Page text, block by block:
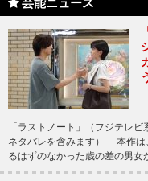
「ラストノート」（フジテレ
ネタバレを含みます） 本作は
るはずのなかった歳の差の男